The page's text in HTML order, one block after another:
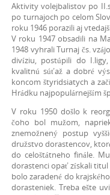
Aktivity volejbalistov po
po turnajoch po celom
roku 1946 porazili aj
V roku 1947 obsadili na
1948 vyhrali Turnaj čs.
divíziu, postúpili do
kvalitnú súťaž a dobré
koncom štyridsiatych a
Hrádku najpopulárnejším
V roku 1950 došlo k
čoho bol mužom,
znemožnený postup
družstvo dorastencov,
do celoštátneho finále.
dorastenci opať získali
bolo zaradené do
dorasteniek. Treba ešte